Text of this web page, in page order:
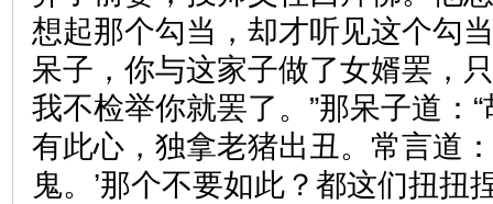
想起那个勾当，却才听见这个勾
呆子，你与这家子做了女婿罢，
我不检举你就罢了。”那呆子道：
有此心，独拿老猪出丑。常言道
鬼。’那个不要如此？都这们扭扭